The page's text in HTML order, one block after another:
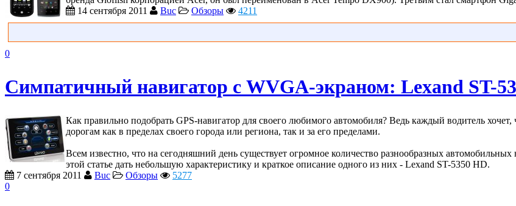
14 сентября 2011
Buc Обзоры 4211
0
Симпатичный навигатор с WVGA-экраном: Lexand ST-
Как правильно подобрать GPS-навигатор для своего любимого автомобиля? Ведь каждый водитель
дорогам как в пределах своего города или региона, так и за его пределами.
Всем известно, что на сегодняшний день существует огромное количество разнообразных
этой статье дать небольшую характеристику и краткое описание одного из них - Lexand ST-5350 HD.
7 сентября 2011
Buc Обзоры
5277
0